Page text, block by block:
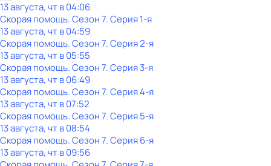
13 августа, чт в 04:06
Скорая помощь. Сезон 7. Серия 1-я
13 августа, чт в 04:59
Скорая помощь. Сезон 7. Серия 2-я
13 августа, чт в 05:55
Скорая помощь. Сезон 7. Серия 3-я
13 августа, чт в 06:49
Скорая помощь. Сезон 7. Серия 4-я
13 августа, чт в 07:52
Скорая помощь. Сезон 7. Серия 5-я
13 августа, чт в 08:54
Скорая помощь. Сезон 7. Серия 6-я
13 августа, чт в 09:56